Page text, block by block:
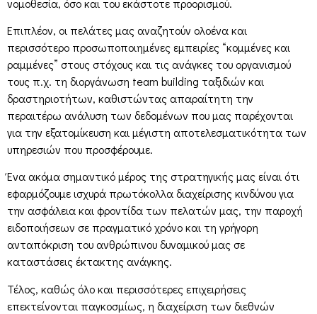
Επιπλέον, οι πελάτες μας αναζητούν ολοένα και
περισσότερο προσωποποιημένες εμπειρίες “κομμένες και
ραμμένες” στους στόχους και τις ανάγκες του οργανισμού
τους π.χ. τη διοργάνωση team building ταξιδιών και
δραστηριοτήτων, καθιστώντας απαραίτητη την
περαιτέρω ανάλυση των δεδομένων που μας παρέχονται
για την εξατομίκευση και μέγιστη αποτελεσματικότητα των
υπηρεσιών που προσφέρουμε.
Ένα ακόμα σημαντικό μέρος της στρατηγικής μας είναι ότι
εφαρμόζουμε ισχυρά πρωτόκολλα διαχείρισης κινδύνου για
την ασφάλεια και φροντίδα των πελατών μας, την παροχή
ειδοποιήσεων σε πραγματικό χρόνο και τη γρήγορη
ανταπόκριση του ανθρώπινου δυναμικού μας σε
καταστάσεις έκτακτης ανάγκης.
Τέλος, καθώς όλο και περισσότερες επιχειρήσεις
επεκτείνονται παγκοσμίως, η διαχείριση των διεθνών